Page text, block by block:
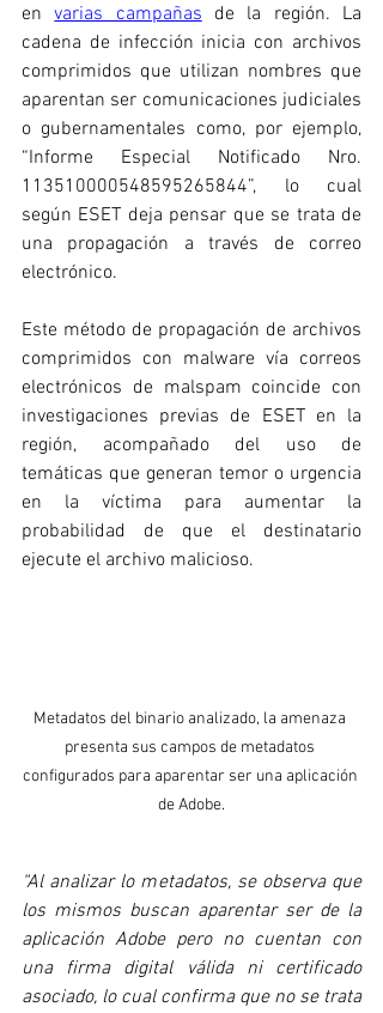
en varias campañas de la región. La
cadena de infección inicia con archivos
comprimidos que utilizan nombres que
aparentan ser comunicaciones judiciales
o gubernamentales como, por ejemplo,
“Informe Especial Notificado Nro.
113510000548595265844”, lo cual
según ESET deja pensar que se trata de
una propagación a través de correo
electrónico.
Este método de propagación de archivos
comprimidos con malware vía correos
electrónicos de malspam coincide con
investigaciones previas de ESET en la
región, acompañado del uso de
temáticas que generan temor o urgencia
en la víctima para aumentar la
probabilidad de que el destinatario
ejecute el archivo malicioso.
Metadatos del binario analizado, la amenaza
presenta sus campos de metadatos
configurados para aparentar ser una aplicación
de Adobe.
“Al analizar lo metadatos, se observa que
los mismos buscan aparentar ser de la
aplicación Adobe pero no cuentan con
una firma digital válida ni certificado
asociado, lo cual confirma que no se trata